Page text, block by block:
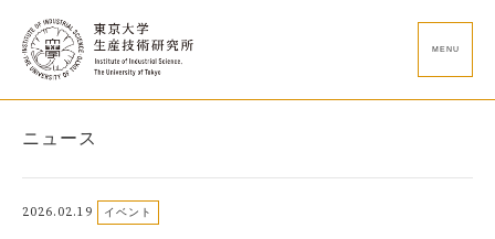
MENU
ニュース
2026.02.19 イベント